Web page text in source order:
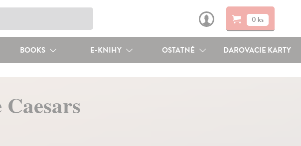
0 ks
BOOKS E-KNIHY OSTATNÉ DAROVACIE KARTY